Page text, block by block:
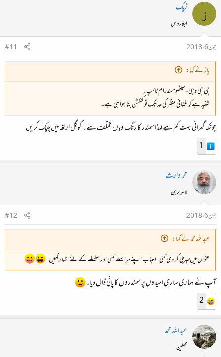
ز زیک
ایکاروس
جون 6، 2018
#11
یاز نے کہا:
جی جی وہی، سیٹھوسمندرام ٹائپ۔
شنید ہے کہ فضائی منظر کی حد تک تو کنکشن بنا ہوا ہی ہے۔
چونکہ گہرائی بہت کم ہے لہذا سمندر کا رنگ وہاں مختلف ہے۔ گوگل ارتھ میں چیک کریں
1
محمد وارث
لائبریرین
جون 6، 2018
#12
عبداللہ محمد نے کہا:
عنوان میں تبدیلی کر دی گئی- احباب اپنے مراسلے کسی اور سلسلے کے لئے اٹھا رکھیں-
آپ نے ہماری ساری امیدوں پر سمندروں کا پانی ڈال دیا۔
2
عبداللہ محمد
محفلین